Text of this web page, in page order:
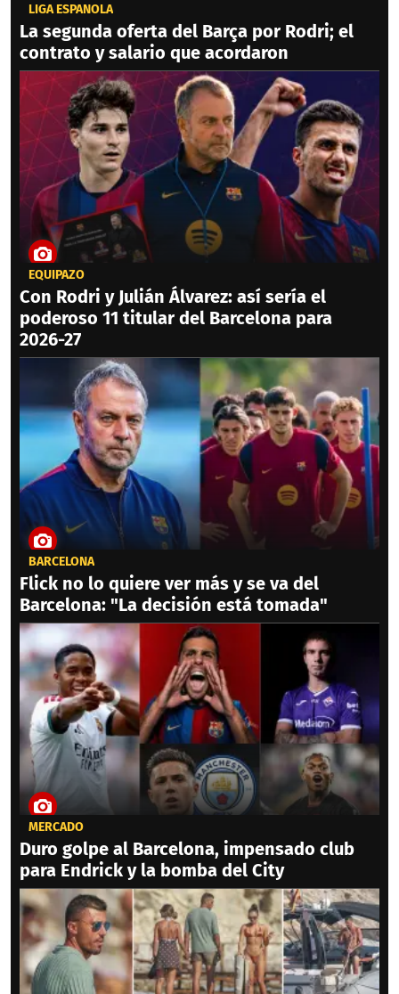
LIGA ESPAÑOLA
La segunda oferta del Barça por Rodri; el
contrato y salario que acordaron
EQUIPAZO
Con Rodri y Julián Álvarez: así sería el
poderoso 11 titular del Barcelona para
2026-27
BARCELONA
Flick no lo quiere ver más y se va del
Barcelona: "La decisión está tomada"
MERCADO
Duro golpe al Barcelona, impensado club
para Endrick y la bomba del City